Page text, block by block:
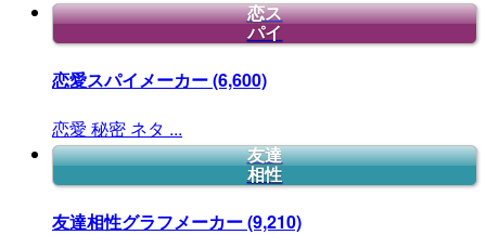
恋ス
パイ
恋愛スパイメーカー(6,600)
恋愛 秘密 ネタ ...
友達
相性
友達相性グラフメーカー(9,210)